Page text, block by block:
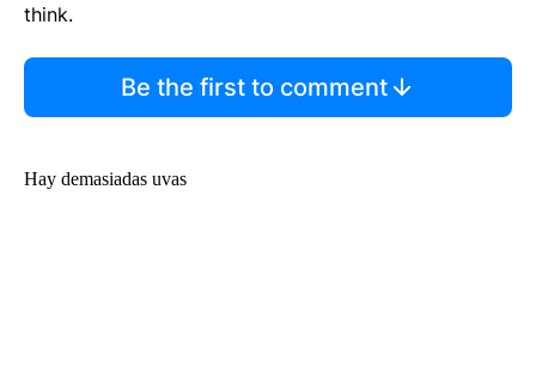
think.
Be the first to comment
Hay demasiadas uvas